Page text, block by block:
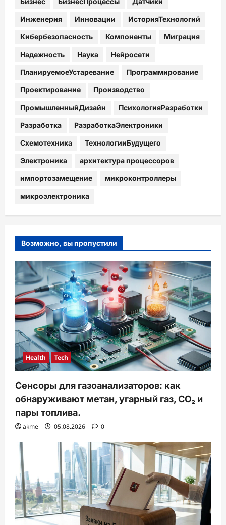
Инженерия Инновации ИсторияТехнологий
Кибербезопасность Компоненты Миграция
Надежность Наука Нейросети
ПланируемоеУстаревание Программирование
Проектирование Производство
ПромышленныйДизайн ПсихологияРазработки
Разработка РазработкаЭлектроники
Схемотехника ТехнологииБудущего
Электроника архитектура процессоров
импортозамещение микроконтроллеры
микроэлектроника
Возможно, вы пропустили
Health Tech
Сенсоры для газоанализаторов: как
обнаруживают метан, угарный газ, CO₂ и
пары топлива.
akme 05.08.2026 0